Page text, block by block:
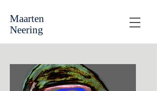
Maarten
Neering